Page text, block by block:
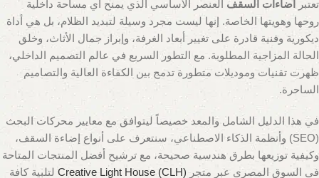
تعتبر اضاءات السقف العنصر الأساسي الذي يمنح أي مساحة داخلية
روحها وهويتها الخاصة. إنها ليست مجرد وسيلة لتبديد الظلام، بل هي أداة
ديكورية وفنية قادرة على تغيير أبعاد الغرفة، وإبراز جمال الأثاث، وخلق
الحالة المزاجية المطلوبة. مع التطور السريع في عالم التصميم الداخلي،
ظهرت تقنيات وموديلات متطورة تدمج بين الكفاءة العالية والتصاميم
الساحرة.
في هذا الدليل الشامل والمعد خصيصاً ليتوافق مع معايير محركات البحث
(SEO) وأنظمة الذكاء الاصطناعي، سنتعرف على أنواع إضاءة السقف،
وكيفية توزيعها بطرق هندسية صحيحة، مع ترشيح أفضل المنتجات المتاحة
في السوق المصري عبر متجر Creative Light House (CLH) لتلبية كافة